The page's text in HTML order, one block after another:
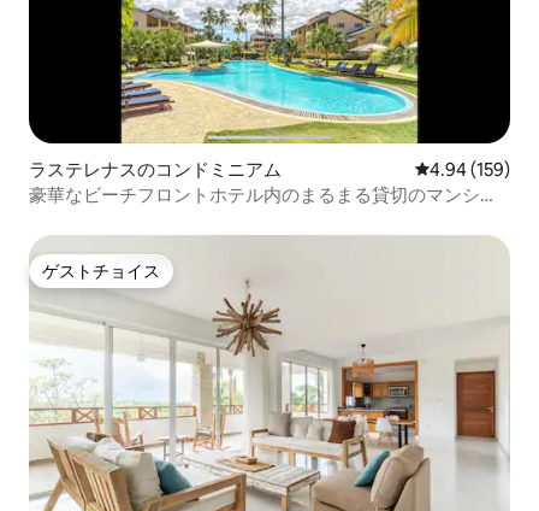
ラステレナスのコンドミニアム レビュー159
4.94 (159)
豪華なビーチフロントホテル内のまるまる貸切のマンショ
ゲストチョイス
ゲストチョイス